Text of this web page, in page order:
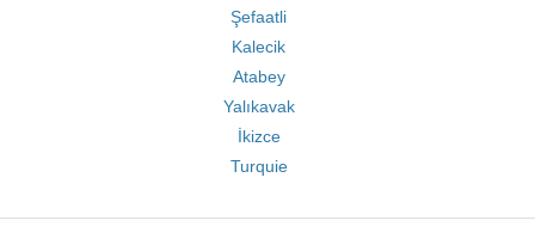
Şefaatli
Kalecik
Atabey
Yalıkavak
İkizce
Turquie